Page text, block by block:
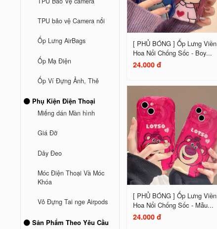
TPU bảo vệ Camera nổi
Ốp Lưng AirBags
Ốp Mạ Điện
Ốp Ví Đựng Ảnh, Thẻ
Phụ Kiện Điện Thoại
Miếng dán Màn hình
Giá Đỡ
Dây Đeo
Móc Điện Thoại Và Móc
Khóa
Vỏ Đựng Tai nge Airpods
Sản Phẩm Theo Yêu Cầu
[ PHỦ BÓNG ] Ốp Lưng Viền
Hoa Nổi Chống Sốc - Boy...
24.000 đ
[ PHỦ BÓNG ] Ốp Lưng Viền
Hoa Nổi Chống Sốc - Mẫu...
24.000 đ